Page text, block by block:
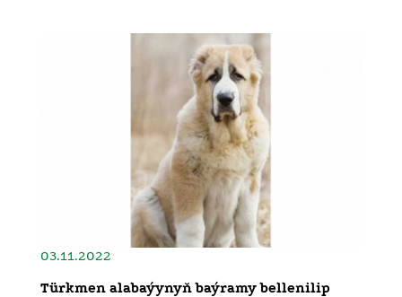
03.11.2022
Türkmen alabaýynyň baýramy bellenilip